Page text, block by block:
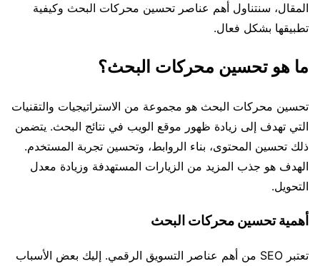
المقال، سنتناول أهم عناصر تحسين محركات البحث وكيفية
تطبيقها بشكل فعال.
ما هو تحسين محركات البحث؟
تحسين محركات البحث هو مجموعة من الاستراتيجيات والتقنيات
التي تهدف إلى زيادة ظهور موقع الويب في نتائج البحث. يتضمن
ذلك تحسين المحتوى، بناء الروابط، وتحسين تجربة المستخدم.
الهدف هو جذب المزيد من الزيارات المستهدفة وزيادة معدل
التحويل.
أهمية تحسين محركات البحث
تعتبر SEO من أهم عناصر التسويق الرقمي. إليك بعض الأسباب